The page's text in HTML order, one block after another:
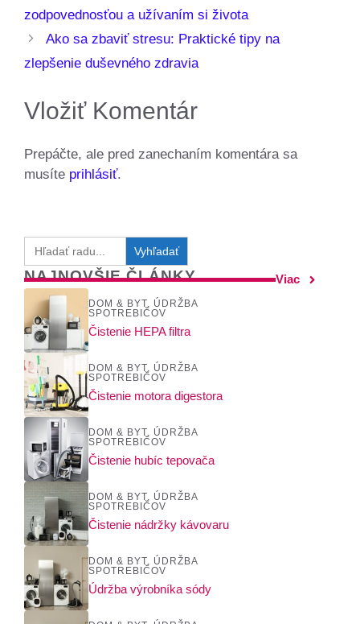
zodpovednosťou a užívaním si života
Ako sa zbaviť stresu: Praktické tipy na
zlepšenie duševného zdravia
Vložiť Komentár
Prepáčte, ale pred zanechaním komentára sa
musíte prihlásiť.
for:
NAJNOVŠIE ČLÁNKY Viac
DOM & BYT, ÚDRŽBA
SPOTREBIČOV
Čistenie HEPA filtra
DOM & BYT, ÚDRŽBA
SPOTREBIČOV
Čistenie motora digestora
DOM & BYT, ÚDRŽBA
SPOTREBIČOV
Čistenie hubíc tepovača
DOM & BYT, ÚDRŽBA
SPOTREBIČOV
Čistenie nádržky kávovaru
DOM & BYT, ÚDRŽBA
SPOTREBIČOV
Údržba výrobníka sódy